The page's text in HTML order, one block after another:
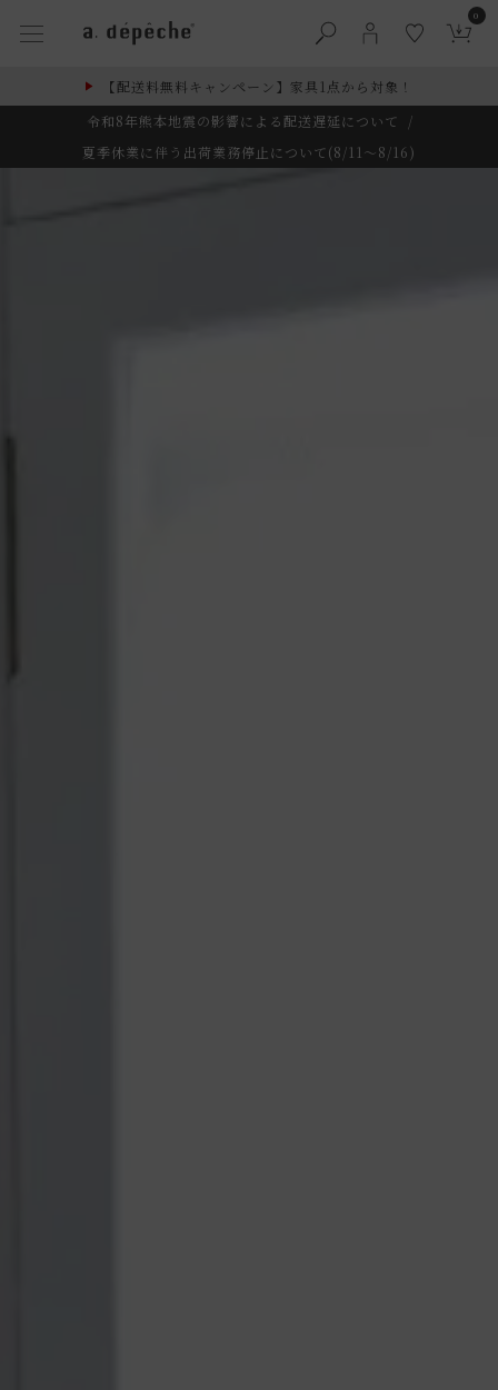
0
【配送料無料キャンペーン】家具1点から対象！
令和8年熊本地震の影響による配送遅延について
/
夏季休業に伴う出荷業務停止について(8/11～8/16)